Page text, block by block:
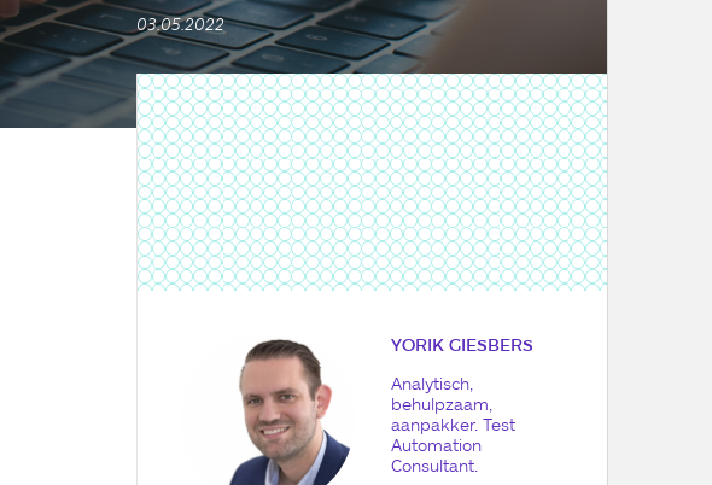
03.05.2022
YORIK GIESBERS
Analytisch,
behulpzaam,
aanpakker. Test
Automation
Consultant.